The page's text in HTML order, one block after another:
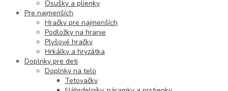
Osušky a plienky
Pre najmenších
Hračky pre najmenších
Podložky na hranie
Plyšové hračky
Hrkálky a hryzátka
Doplnky pre deti
Doplnky na telo
Tetovačky